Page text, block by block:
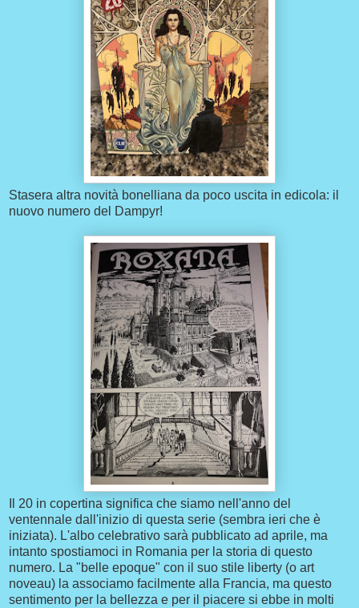
Stasera altra novità bonelliana da poco uscita in edicola: il
nuovo numero del Dampyr!
Il 20 in copertina significa che siamo nell'anno del
ventennale dall'inizio di questa serie (sembra ieri che è
iniziata). L'albo celebrativo sarà pubblicato ad aprile, ma
intanto spostiamoci in Romania per la storia di questo
numero. La "belle epoque" con il suo stile liberty (o art
noveau) la associamo facilmente alla Francia, ma questo
sentimento per la bellezza e per il piacere si ebbe in molti